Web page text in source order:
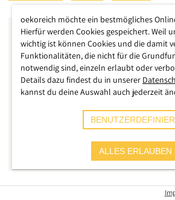
Neben dem auf Erdöl basierenden
oekoreich möchte ein bestmögliches
Hierfür werden Cookies gespeichert. Weil
wichtig ist können Cookies und die damit
Funktionalitäten, die nicht für die
notwendig sind, einzeln erlaubt oder
Details dazu findest du in unserer
kannst du deine Auswahl auch jederzeit
ALLES ERLAUBEN